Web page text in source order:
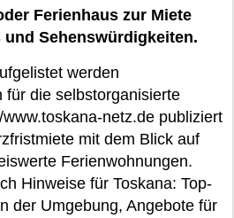
Ferienhaus zur Miete
Sehenswürdigkeiten.
werden
für die selbstorganisierte
netz.de publiziert
mit dem Blick auf
Ferienwohnungen.
Hinweise für Toskana: Top-
der Umgebung, Angebote für